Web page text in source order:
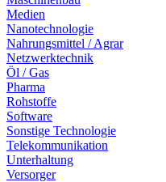
Medien
Nanotechnologie
Nahrungsmittel / Agrar
Netzwerktechnik
Öl / Gas
Pharma
Rohstoffe
Software
Sonstige Technologie
Telekommunikation
Unterhaltung
Versorger